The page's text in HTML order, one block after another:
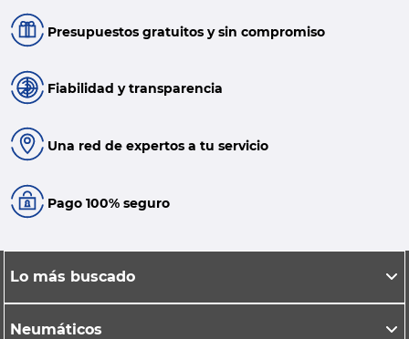
Presupuestos gratuitos y sin compromiso
Fiabilidad y transparencia
Una red de expertos a tu servicio
Pago 100% seguro
Lo más buscado
Neumáticos